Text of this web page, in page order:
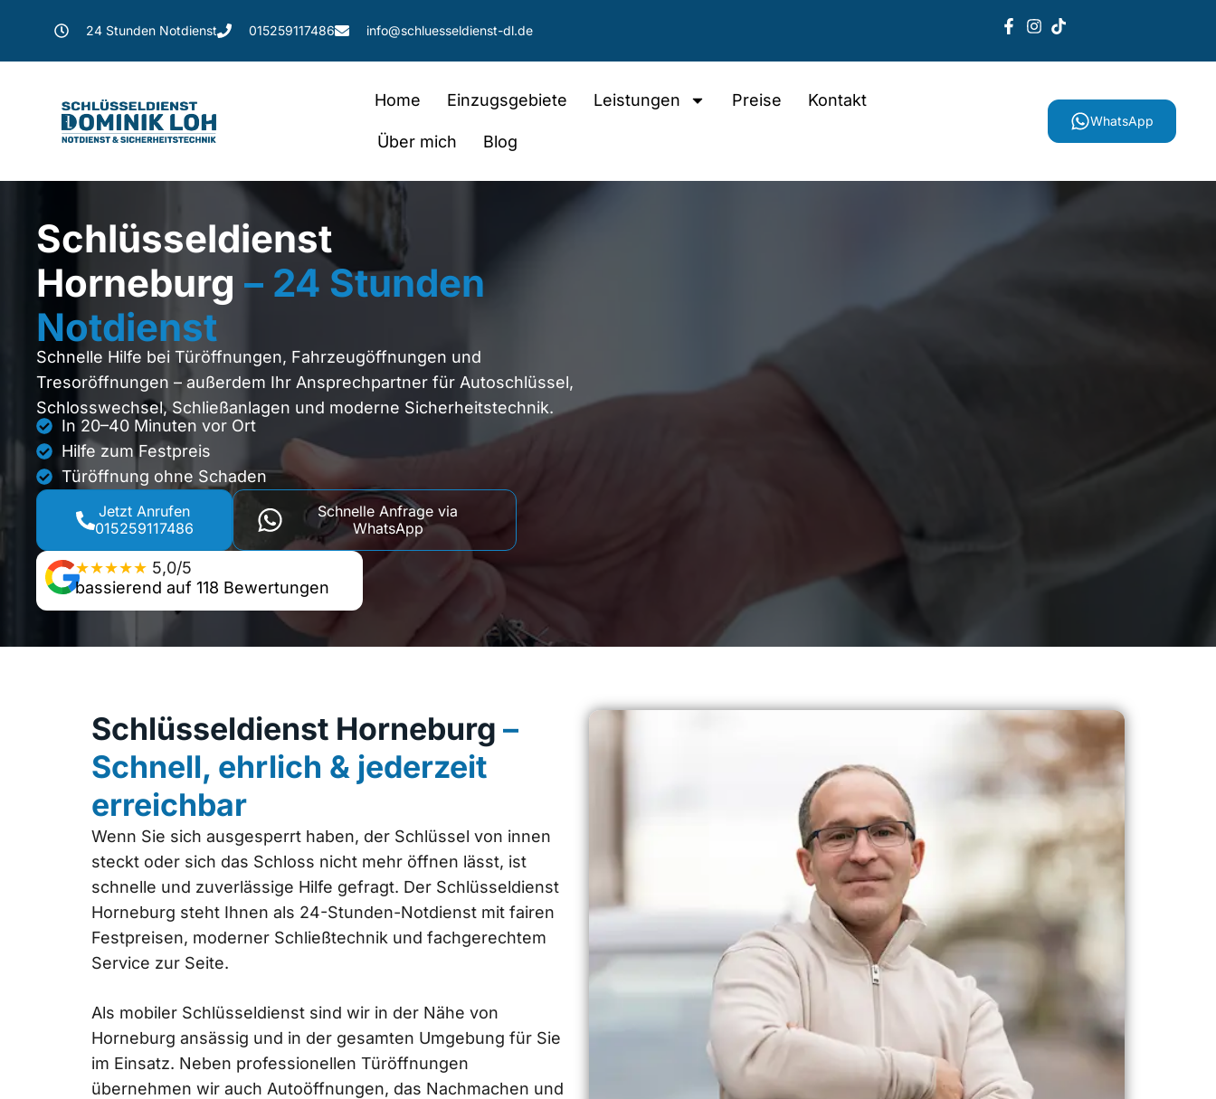
24 Stunden Notdienst 015259117486 info@schluesseldienst-dl.de
Home Einzugsgebiete Leistungen Preise Kontakt
Über mich Blog
WhatsApp
Schlüsseldienst
Horneburg – 24 Stunden
Notdienst
Schnelle Hilfe bei Türöffnungen, Fahrzeugöffnungen und
Tresoröffnungen – außerdem Ihr Ansprechpartner für Autoschlüssel,
Schlosswechsel, Schließanlagen und moderne Sicherheitstechnik.
In 20–40 Minuten vor Ort
Hilfe zum Festpreis
Türöffnung ohne Schaden
Jetzt Anrufen
015259117486
Schnelle Anfrage via
WhatsApp
★★★★★ 5,0/5
bassierend auf 118 Bewertungen
Schlüsseldienst Horneburg–
Schnell, ehrlich & jederzeit
erreichbar
Wenn Sie sich ausgesperrt haben, der Schlüssel von innen
steckt oder sich das Schloss nicht mehr öffnen lässt, ist
schnelle und zuverlässige Hilfe gefragt. Der Schlüsseldienst
Horneburg steht Ihnen als 24-Stunden-Notdienst mit fairen
Festpreisen, moderner Schließtechnik und fachgerechtem
Service zur Seite.
Als mobiler Schlüsseldienst sind wir in der Nähe von
Horneburg ansässig und in der gesamten Umgebung für Sie
im Einsatz. Neben professionellen Türöffnungen
übernehmen wir auch Autoöffnungen, das Nachmachen und